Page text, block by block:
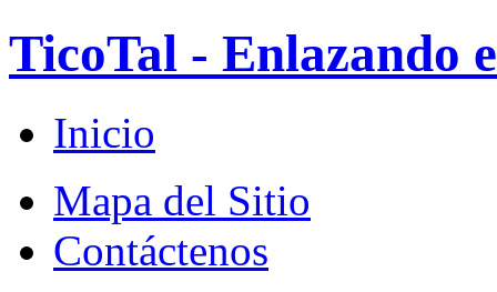
TicoTal - Enlazando
Inicio
Mapa del Sitio
Contáctenos